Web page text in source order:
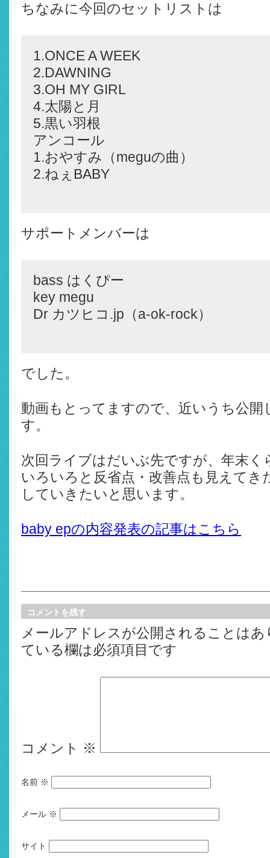
ちなみに今回のセットリストは
1.ONCE A WEEK
2.DAWNING
3.OH MY GIRL
4.太陽と月
5.黒い羽根
アンコール
1.おやすみ（meguの曲）
2.ねぇBABY
サポートメンバーは
bass はくぴー
key megu
Dr カツヒコ.jp（a-ok-rock）
でした。
動画もとってますので、近いうち公開
す。
次回ライブはだいぶ先ですが、年末く
いろいろと反省点・改善点も見えてき
していきたいと思います。
baby epの内容発表の記事はこちら
コメントを残す
メールアドレスが公開されることはあ
ている欄は必須項目です
コメント ※
名前 ※
メール ※
サイト